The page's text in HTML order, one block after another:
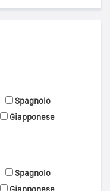
Spagnolo
Giapponese
Spagnolo